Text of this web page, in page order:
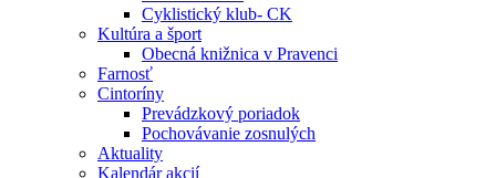
Cyklistický klub- CK
Kultúra a šport
Obecná knižnica v Pravenci
Farnosť
Cintoríny
Prevádzkový poriadok
Pochovávanie zosnulých
Aktuality
Kalendár akcií